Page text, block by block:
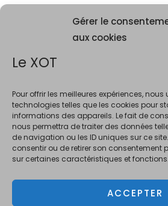
Gérer le
aux cookies
Le XOT
Pour offrir les meilleures expériences, nous
technologies telles que les cookies pour
informations des appareils. Le fait de
nous permettra de traiter des données
de navigation ou les ID uniques sur ce
consentir ou de retirer son consentement
sur certaines caractéristiques et fonctions.
ACCEPTER
La consommation d'alcool est vivement
enceintes. La vente d'alcool est interdite au
En accédant à ce site et à nos offres, vous